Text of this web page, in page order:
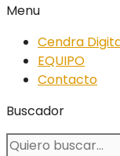
Menu
Cendra
EQUIPO
Contacto
Buscador